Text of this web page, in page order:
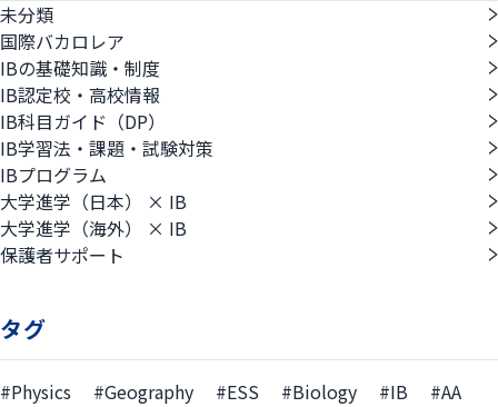
未分類
国際バカロレア
IBの基礎知識・制度
IB認定校・高校情報
IB科目ガイド（DP）
IB学習法・課題・試験対策
IBプログラム
大学進学（日本） × IB
大学進学（海外） × IB
保護者サポート
タグ
#Physics #Geography #ESS #Biology #IB
#AA